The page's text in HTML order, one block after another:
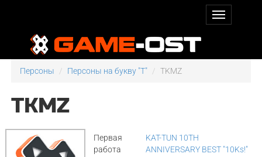
Персоны Персоны на букву "T" TKMZ
TKMZ
Первая
работа
KAT-TUN 10TH
ANNIVERSARY BEST "10Ks!"